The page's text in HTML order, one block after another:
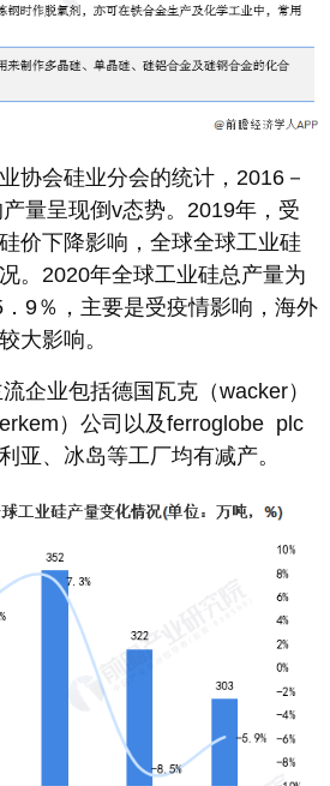
协会硅业分会的统计，2016－
量呈现倒v态势。2019年，受
价下降影响，全球全球工业硅
。2020年全球工业硅总产量为
9％，主要是受疫情影响，海外
大影响。
企业包括德国瓦克（wacker）
）公司以及ferroglobe plc
亚、冰岛等工厂均有减产。